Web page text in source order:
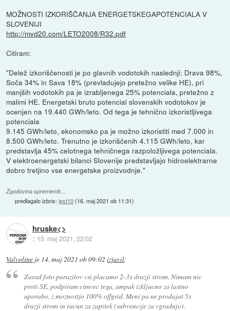
MOŽNOSTI IZKORIŠČANJA ENERGETSKEGAPOTENCIALA V
SLOVENIJI
http://mvd20.com/LETO2008/R32.pdf
Citiram:
"Delež izkoriščenosti je po glavnih vodotokih naslednji: Drava 98%,
Soča 34% in Sava 18% (prevladujejo pretežno velike HE), pri
manjših vodotokih pa je izrabljenega 25% potenciala, pretežno z
malimi HE. Energetski bruto potencial slovenskih vodotokov je
ocenjen na 19.440 GWh/leto. Od tega je tehnično izkoristljivega
potenciala
9.145 GWh/leto, ekonomsko pa je možno izkoristiti med 7.000 in
8.500 GWh/leto. Trenutno je izkoriščenih 4.115 GWh/leto, kar
predstavlja 45% celotnega tehničnega razpoložljivega potenciala.
V elektroenergetski bilanci Slovenije predstavljajo hidroelektrarne
dobro tretjino vse energetske proizvodnje."
Zgodovina sprememb…
predlagalo izbris:jest10(16. maj 2021 ob 11:31)
hruske<>
:: 15. maj 2021, 22:02
Valvoline je 14. maj 2021 ob 09:02 izjavil:
Zarad foto parazitov vsi placamo 2-3x drazji strom. Nimam nic
proti SE, podpiram cimvec tega, ampak izkljucno za lastno
uporabo, z moznostjo 100% offgrid. Meni pa ne prodajat 5x
drazji strom in racun za zapitek (subvencije za vgradnjo).